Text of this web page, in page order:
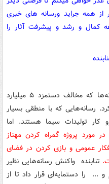
از همه جراید ورسانه های خبری
کمال و رشد و پیشرفت آثار را
تنابنده با انتشار ویدئو از اخباری رسانه‌ها که مخالف دستمزد ۵ میلیارد
رسانه‌هایی که با منطقی بسیار
تولیدات سیما هستند. اما
مورد پروژه گمراه کردن مهناز
عمومی و بازی کردن در فضای
تنابنده واکنش‌ رسانه‌هایی نظیر
و ... را دستمایه‌ای قرار داد تا از